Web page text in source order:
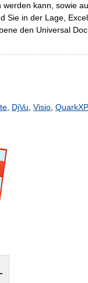
kann, sowie
Sie in der Lage,
den Universal
DjVu Visio